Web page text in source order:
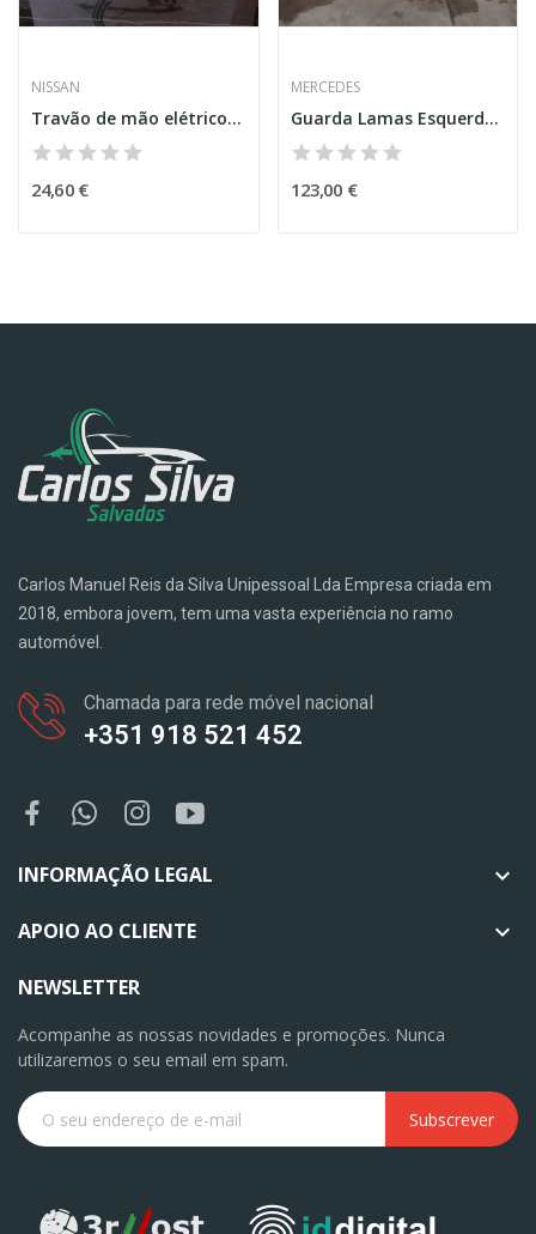
NISSAN
Travão de mão elétrico - Nissan Qashqai II...
24,60 €
MERCEDES
Guarda Lamas Esquerdo – MERCEDES-BENZ A-CLASS...
123,00 €
Carlos Manuel Reis da Silva Unipessoal Lda Empresa criada em
2018, embora jovem, tem uma vasta experiência no ramo
automóvel.
Chamada para rede móvel nacional
+351 918 521 452
INFORMAÇÃO LEGAL 
APOIO AO CLIENTE 
NEWSLETTER
Acompanhe as nossas novidades e promoções. Nunca
utilizaremos o seu email em spam.
Subscrever